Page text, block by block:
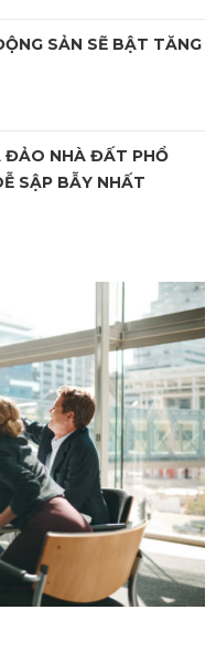
SẢN SẼ BẬT TĂNG
ĐẢO NHÀ ĐẤT PHỔ
SẬP BẪY NHẤT